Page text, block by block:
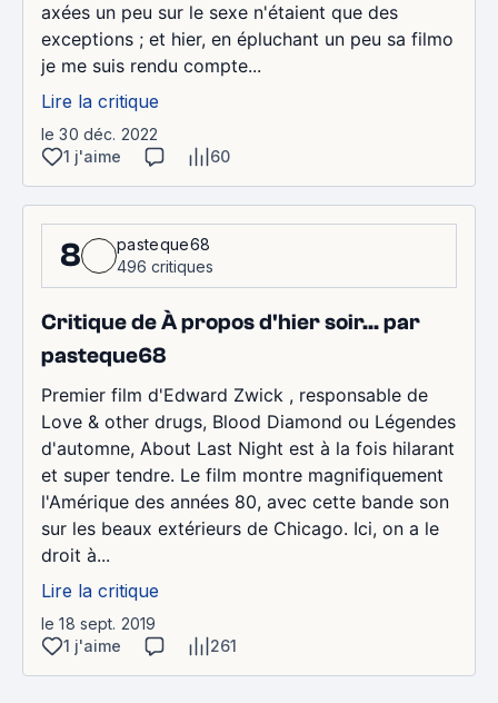
axées un peu sur le sexe n'étaient que des
exceptions ; et hier, en épluchant un peu sa filmo
je me suis rendu compte...
Lire la critique
le 30 déc. 2022
1 j'aime
60
8
pasteque68
496 critiques
Critique de À propos d'hier soir... par
pasteque68
Premier film d'Edward Zwick , responsable de
Love & other drugs, Blood Diamond ou Légendes
d'automne, About Last Night est à la fois hilarant
et super tendre. Le film montre magnifiquement
l'Amérique des années 80, avec cette bande son
sur les beaux extérieurs de Chicago. Ici, on a le
droit à...
Lire la critique
le 18 sept. 2019
1 j'aime
261